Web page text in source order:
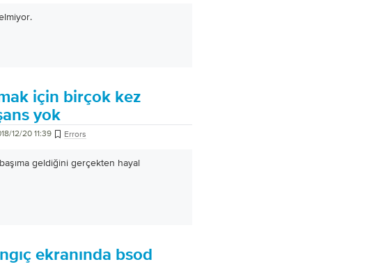
için birçok kez
yok
12/20 11:39 Errors
geldiğini gerçekten hayal
ekranında bsod